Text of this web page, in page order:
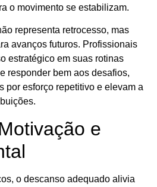
o movimento se estabilizam.
representa retrocesso, mas
avanços futuros. Profissionais
estratégico em suas rotinas
responder bem aos desafios,
por esforço repetitivo e elevam a
e
o descanso adequado alivia